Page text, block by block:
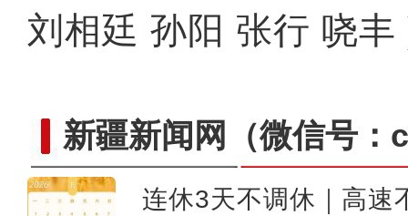
刘相廷 孙阳 张行 哓丰
新疆新闻网 （微信号
连休3天不调休｜高速